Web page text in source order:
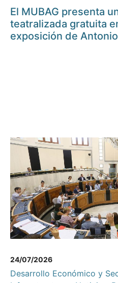
El MUBAG presenta
teatralizada gratuita
exposición de
24/07/2026
Desarrollo Económico y